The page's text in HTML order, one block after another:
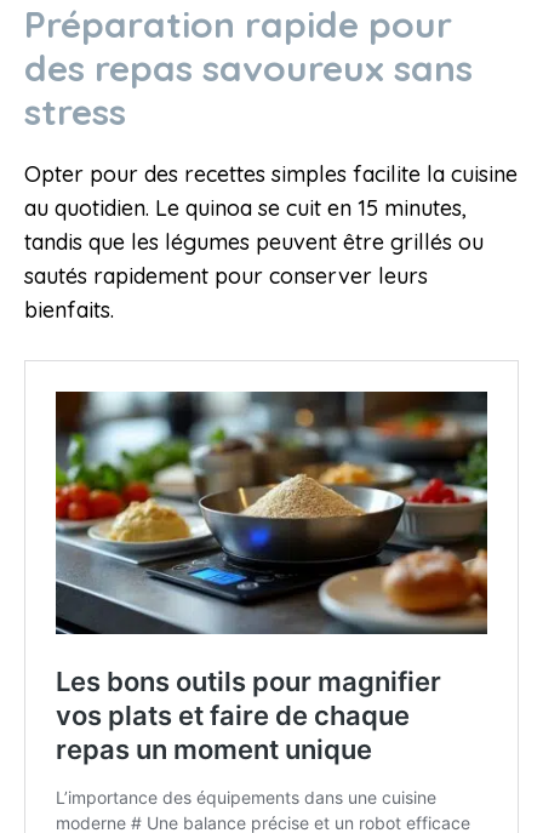
Préparation rapide pour
des repas savoureux sans
stress
Opter pour des recettes simples facilite la cuisine
au quotidien. Le quinoa se cuit en 15 minutes,
tandis que les légumes peuvent être grillés ou
sautés rapidement pour conserver leurs
bienfaits.